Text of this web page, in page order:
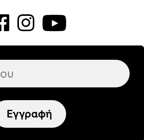
Εγγραφή